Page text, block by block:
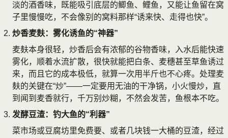
淡的酒香味，既能吸引底层的鲫鱼、鲤鱼，又能让鱼留在窝
子里慢慢吃，不会像别的窝料那样“诱来快、走得也快”。
炒香麦麸：雾化诱鱼的“神器”
麦麸本身很轻，炒香后会有浓郁的谷物香味，入水后能快速
雾化，顺着水流扩散，很快就能把白条、麦穗甚至草鱼诱过
来，而且它的成本极低，就算一次用半斤也不心疼。处理麦
麸的关键在“炒”——一定要用无油的干净锅，小火慢炒，直
到闻到麦香就行，千万别炒糊，不然会发苦，鱼根本不吃。
发酵豆渣：钓大鱼的“利器”
菜市场或豆腐坊里免费要、或者几块钱一大桶的豆渣，经过